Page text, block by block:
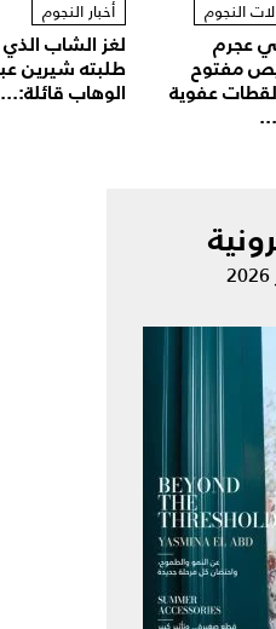
النجوم
عجرم
مفتوح
عفوية
أخبار النجوم
لغز الشاب الذي
طلبته شيرين
الوهاب قائلة:...